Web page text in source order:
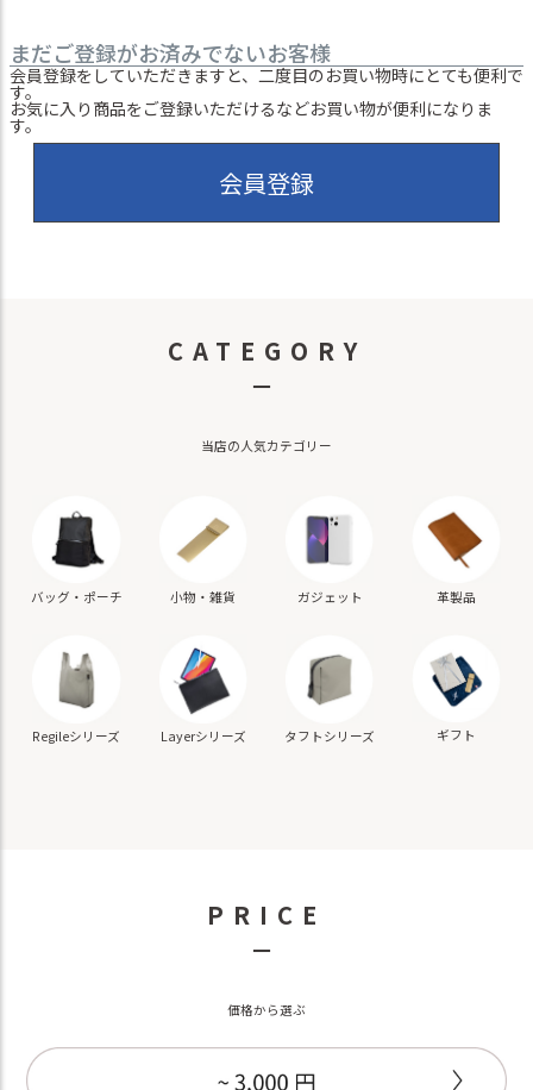
まだご登録がお済みでないお客様
会員登録をしていただきますと、二度目のお買い物時にとても便利で
す。
お気に入り商品をご登録いただけるなどお買い物が便利になりま
す。
会員登録
CATEGORY
－
当店の人気カテゴリー
バッグ・ポーチ 小物・雑貨 ガジェット 革製品
Regileシリーズ Layerシリーズ タフトシリーズ ギフト
PRICE
－
価格から選ぶ